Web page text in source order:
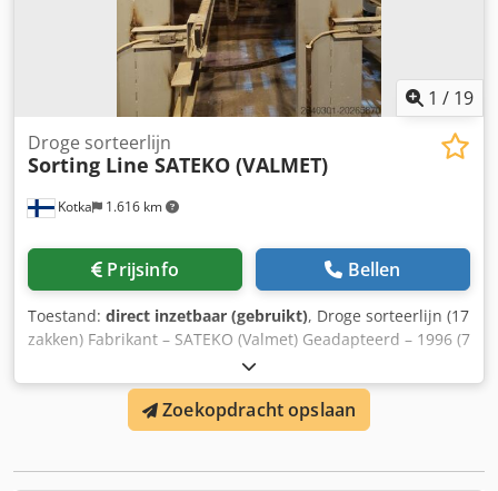
1 / 19
Kotka 1.616 km
Droge sorteerlijn
Sorting Line SATEKO (VALMET)
Prijsinfo Bellen
Toestand: direct inzetbaar (gebruikt), Droge sorteerlijn (17
zakken) Fabrikant – SATEKO (Valmet) Geadapteerd – 1996 (7
stuks) & 2023 (3 stuks) Totaal aantal zakken – 17 stuks
Dodpfx Akexmr Rrezewa Afzonderlijke harktransportband
bovenaan. Val van bovenaf Laatste update: 3 zakken in
2023 (Biocone) Hoofdindeling bijgevoegd
Zoekopdracht opslaan